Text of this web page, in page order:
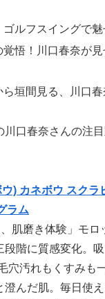
ゴルフスイングで
覚悟！川口春奈が
ら垣間見る、川口
川口春奈さんの注
) カネボウ スクラ
ラム
、肌磨き体験」モ
階に質感変化。
穴汚れもくすみも
澄んだ肌。毎日使